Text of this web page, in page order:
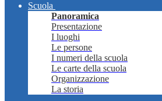
Scuola
Panoramica
Presentazione
I luoghi
Le persone
I numeri della scuola
Le carte della scuola
Organizzazione
La storia